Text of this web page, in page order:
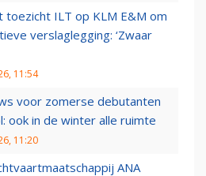
toezicht ILT op KLM E&M om
verslaglegging: ‘Zwaar
11:54
voor zomerse debutanten
ook in de winter alle ruimte
11:20
ANA